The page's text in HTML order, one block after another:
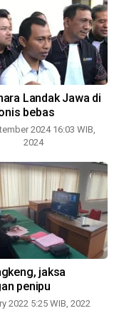
Landak Jawa di
bebas
2024 16:03 WIB,
2024
jaksa
penipu
2022 5:25 WIB, 2022